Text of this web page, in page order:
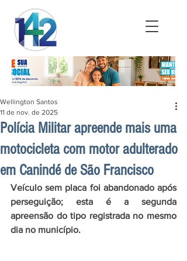
Polícia Militar apreende mais uma
motocicleta com motor adulterado
em Canindé de São Francisco
Wellington Santos
11 de nov. de 2025
Veículo sem placa foi abandonado após
perseguição; esta é a segunda
apreensão do tipo registrada no mesmo
dia no município.